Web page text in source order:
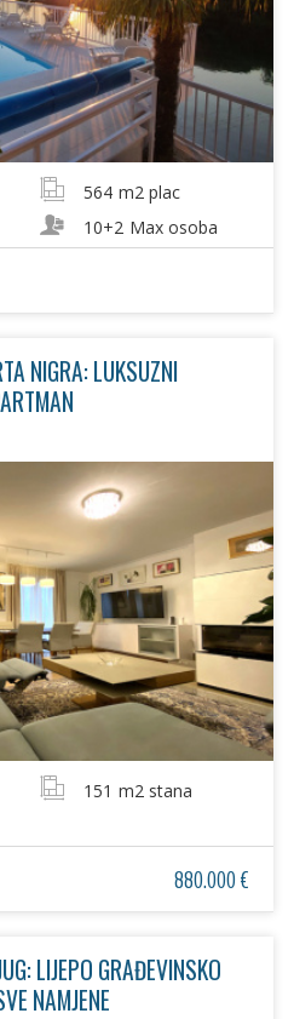
564 m2 plac
10+2 Max osoba
NIGRA: LUKSUZNI
151 m2 stana
880.000 €
LIJEPO GRAĐEVINSKO
NAMJENE